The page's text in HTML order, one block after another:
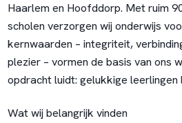
Haarlem en Hoofddorp. Met ruim
scholen verzorgen wij onderwijs
kernwaarden – integriteit,
plezier – vormen de basis van ons
opdracht luidt: gelukkige leerlingen
Wat wij belangrijk vinden